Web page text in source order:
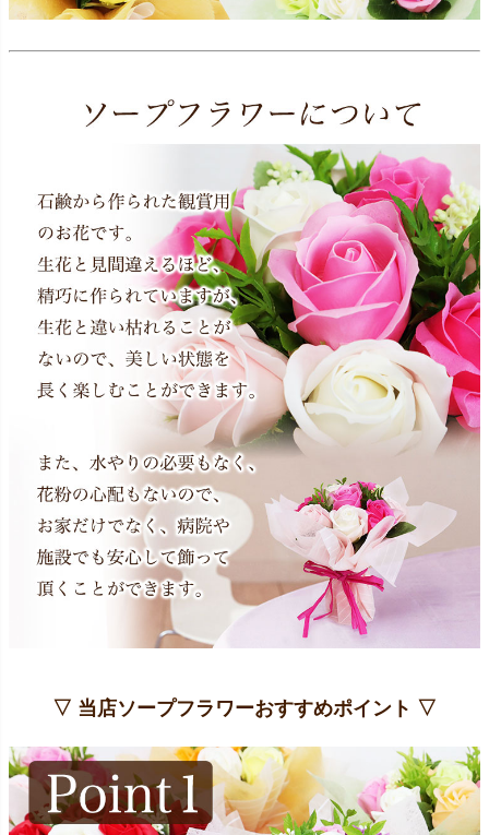
▽ 当店ソープフラワーおすすめポイント ▽